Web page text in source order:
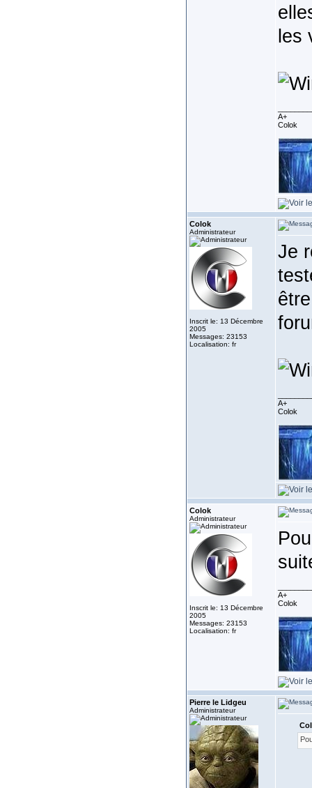
les
A+
Colok
Colok
Administrateur
Inscrit le: 13 Décembre
2005
Messages: 23153
Localisation: fr
Je
A+
Colok
Colok
Administrateur
Inscrit le: 13 Décembre
2005
Messages: 23153
Localisation: fr
A+
Colok
Pierre le Lidgeu
Administrateur